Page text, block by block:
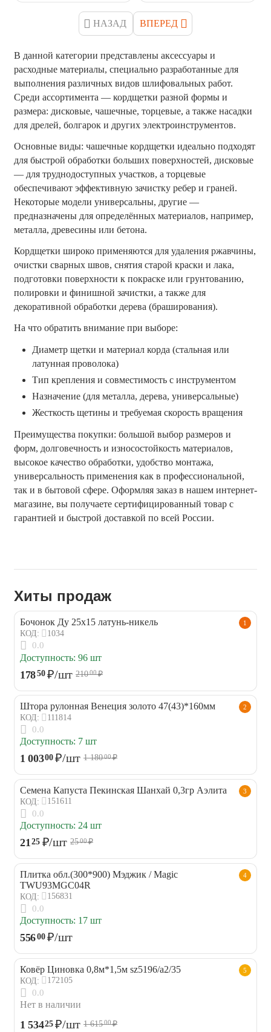
В данной категории представлены аксессуары и
расходные материалы, специально разработанные для
выполнения различных видов шлифовальных работ.
Среди ассортимента — кордщетки разной формы и
размера: дисковые, чашечные, торцевые, а также насадки
для дрелей, болгарок и других электроинструментов.
Основные виды: чашечные кордщетки идеально подходят
для быстрой обработки больших поверхностей, дисковые
— для труднодоступных участков, а торцевые
обеспечивают эффективную зачистку ребер и граней.
Некоторые модели универсальны, другие —
предназначены для определённых материалов, например,
металла, древесины или бетона.
Кордщетки широко применяются для удаления ржавчины,
очистки сварных швов, снятия старой краски и лака,
подготовки поверхности к покраске или грунтованию,
полировки и финишной зачистки, а также для
декоративной обработки дерева (браширования).
На что обратить внимание при выборе:
Диаметр щетки и материал корда (стальная или
латунная проволока)
Тип крепления и совместимость с инструментом
Назначение (для металла, дерева, универсальные)
Жесткость щетины и требуемая скорость вращения
Преимущества покупки: большой выбор размеров и
форм, долговечность и износостойкость материалов,
высокое качество обработки, удобство монтажа,
универсальность применения как в профессиональной,
так и в бытовой сфере. Оформляя заказ в нашем интернет-
магазине, вы получаете сертифицированный товар с
гарантией и быстрой доставкой по всей России.
НАЗАД ВПЕРЕД
Хиты продаж
1
Бочонок Ду 25х15 латунь-никель
КОД: 1034
0.0
Доступность: 96 шт
17850 ₽/шт 210 00 ₽
2
Штора рулонная Венеция золото 47(43)*160мм
КОД: 111814
0.0
Доступность: 7 шт
1 00300 ₽/шт 1 18000₽
3
Семена Капуста Пекинская Шанхай 0,3гр Аэлита
КОД: 151611
0.0
Доступность: 24 шт
2125 ₽/шт 2500₽
4
Плитка обл.(300*900) Мэджик / Magic
TWU93MGC04R
КОД: 156831
0.0
Доступность: 17 шт
55600 ₽/шт
5
Ковёр Циновка 0,8м*1,5м sz5196/a2/35
КОД: 172105
0.0
Нет в наличии
1 53425 ₽/шт 1 61500₽